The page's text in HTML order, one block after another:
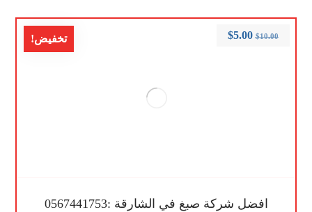
تخفيض!
افضل شركة صبغ في الشارقة :0567441753
$10.00
$5.00